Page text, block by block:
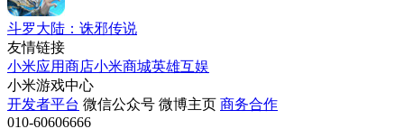
斗罗大陆：诛邪传说
友情链接
小米应用商店小米商城英雄互娱
小米游戏中心
开发者平台 微信公众号 微博主页 商务合作
010-60606666